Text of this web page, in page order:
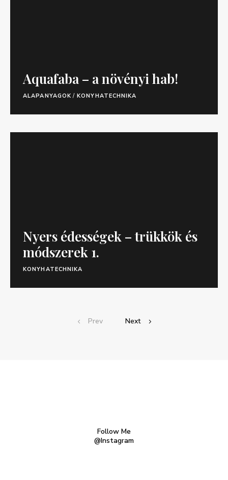
Aquafaba – a növényi hab!
ALAPANYAGOK / KONYHATECHNIKA
Nyers édességek – trükkök és
módszerek 1.
KONYHATECHNIKA
Prev Next
Follow Me
@Instagram